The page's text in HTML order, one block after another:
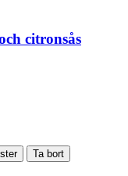
citronsås
Ta bort